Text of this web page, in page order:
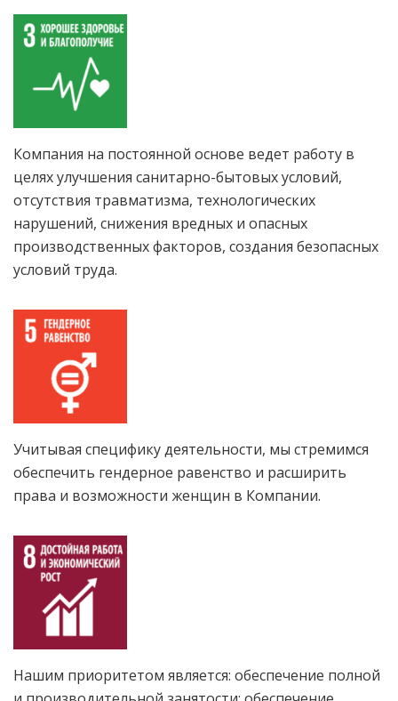
Компания на постоянной основе ведет работу в
целях улучшения санитарно-бытовых условий,
отсутствия травматизма, технологических
нарушений, снижения вредных и опасных
производственных факторов, создания безопасных
условий труда.
Учитывая специфику деятельности, мы стремимся
обеспечить гендерное равенство и расширить
права и возможности женщин в Компании.
Нашим приоритетом является: обеспечение полной